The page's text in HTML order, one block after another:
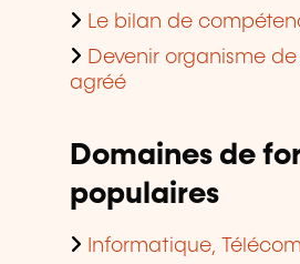
Le bilan de
Devenir organisme
agréé
Domaines de
populaires
Informatique,